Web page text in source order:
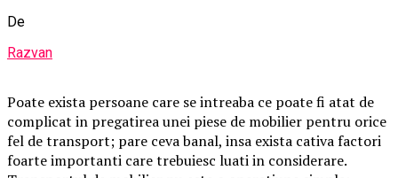
De
Razvan
Poate exista persoane care se intreaba ce poate fi atat de
complicat in pregatirea unei piese de mobilier pentru orice
fel de transport; pare ceva banal, insa exista cativa factori
foarte importanti care trebuiesc luati in considerare.